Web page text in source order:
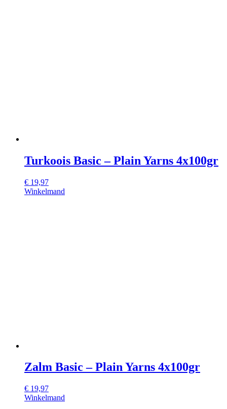
Turkoois Basic – Plain Yarns 4x100gr
€ 19,97
Winkelmand
Zalm Basic – Plain Yarns 4x100gr
€ 19,97
Winkelmand